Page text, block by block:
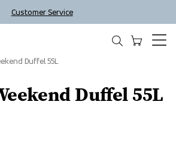
Customer Service
Duffel 55L
Duffel 55L